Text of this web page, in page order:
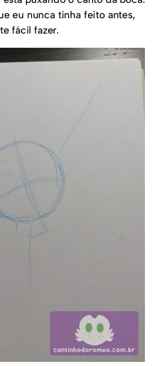
eu nunca tinha feito antes,
fácil fazer.